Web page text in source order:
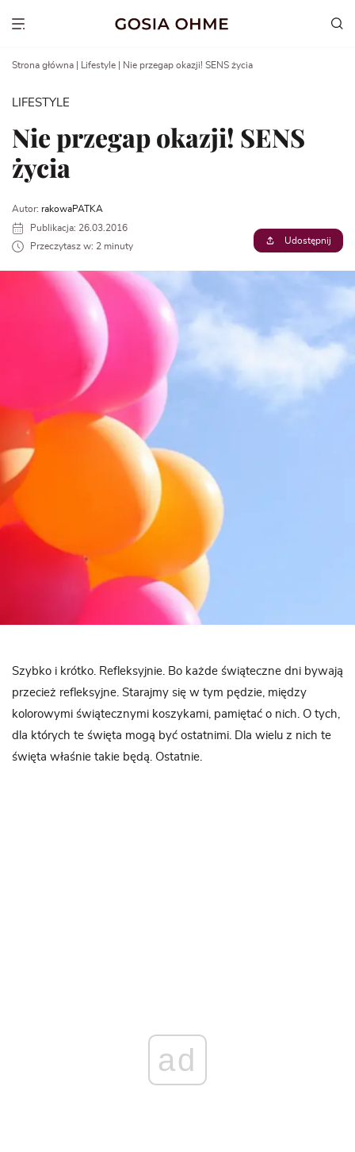
Show menu
Strona główna Lifestyle Nie przegap okazji! SENS życia
LIFESTYLE
Nie przegap okazji! SENS
życia
Autor: rakowaPATKA
Publikacja: 26.03.2016
Przeczytasz w: 2 minuty
Udostępnij
Szybko i krótko. Refleksyjnie. Bo każde świąteczne dni bywają
przecież refleksyjne. Starajmy się w tym pędzie, między
kolorowymi świątecznymi koszykami, pamiętać o nich. O tych,
dla których te święta mogą być ostatnimi. Dla wielu z nich te
święta właśnie takie będą. Ostatnie.
ad